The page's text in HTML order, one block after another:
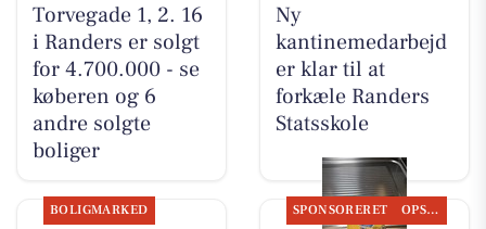
Torvegade 1, 2. 16
i Randers er solgt
for 4.700.000 - se
køberen og 6
andre solgte
boliger
Ny
kantinemedarbejd
er klar til at
forkæle Randers
Statsskole
BOLIGMARKED SPONSORERET OPSLAGSTAVLEN